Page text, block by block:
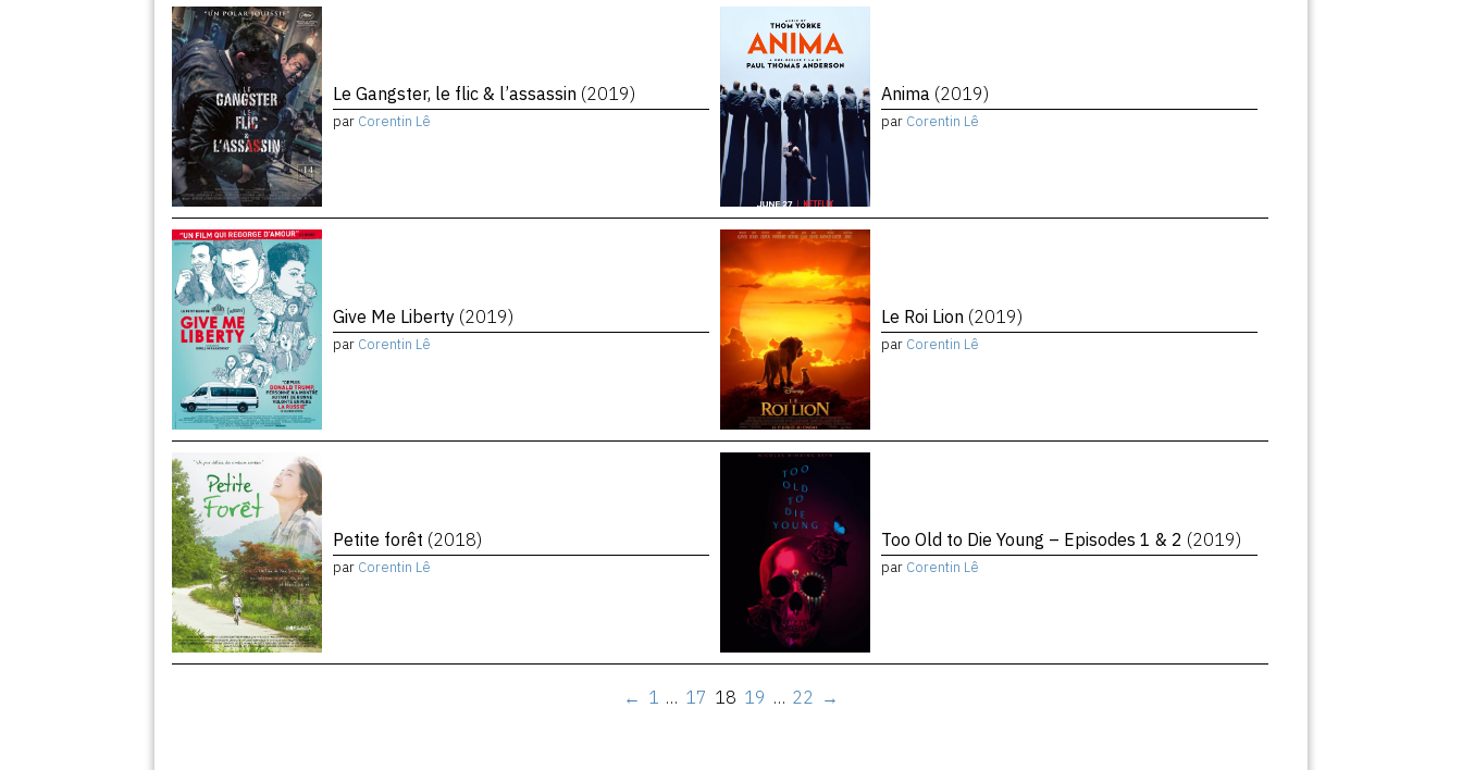
Le Gangster, le flic & l’assassin (2019)
par Corentin Lê
Anima (2019)
par Corentin Lê
Give Me Liberty (2019)
par Corentin Lê
Le Roi Lion (2019)
par Corentin Lê
Petite forêt (2018)
par Corentin Lê
Too Old to Die Young – Episodes 1 & 2 (2019)
par Corentin Lê
← 1 … 17 18 19 … 22 →